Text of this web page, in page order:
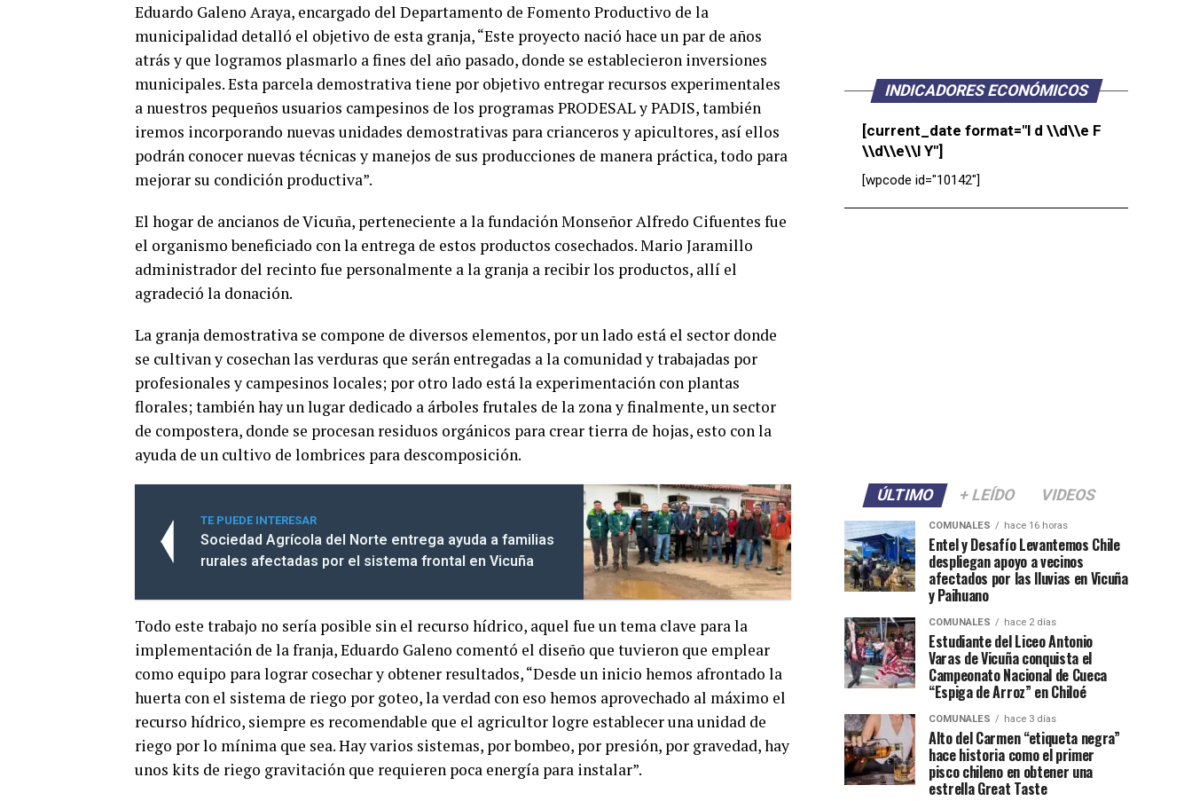
Eduardo Galeno Araya, encargado del Departamento de Fomento Productivo de la
municipalidad detalló el objetivo de esta granja, “Este proyecto nació hace un par de años
atrás y que logramos plasmarlo a fines del año pasado, donde se establecieron inversiones
municipales. Esta parcela demostrativa tiene por objetivo entregar recursos experimentales
a nuestros pequeños usuarios campesinos de los programas PRODESAL y PADIS, también
iremos incorporando nuevas unidades demostrativas para crianceros y apicultores, así ellos
podrán conocer nuevas técnicas y manejos de sus producciones de manera práctica, todo para
mejorar su condición productiva”.
El hogar de ancianos de Vicuña, perteneciente a la fundación Monseñor Alfredo Cifuentes fue
el organismo beneficiado con la entrega de estos productos cosechados. Mario Jaramillo
administrador del recinto fue personalmente a la granja a recibir los productos, allí el
agradeció la donación.
La granja demostrativa se compone de diversos elementos, por un lado está el sector donde
se cultivan y cosechan las verduras que serán entregadas a la comunidad y trabajadas por
profesionales y campesinos locales; por otro lado está la experimentación con plantas
florales; también hay un lugar dedicado a árboles frutales de la zona y finalmente, un sector
de compostera, donde se procesan residuos orgánicos para crear tierra de hojas, esto con la
ayuda de un cultivo de lombrices para descomposición.
TE PUEDE INTERESAR
Sociedad Agrícola del Norte entrega ayuda a familias
rurales afectadas por el sistema frontal en Vicuña
Todo este trabajo no sería posible sin el recurso hídrico, aquel fue un tema clave para la
implementación de la franja, Eduardo Galeno comentó el diseño que tuvieron que emplear
como equipo para lograr cosechar y obtener resultados, “Desde un inicio hemos afrontado la
huerta con el sistema de riego por goteo, la verdad con eso hemos aprovechado al máximo el
recurso hídrico, siempre es recomendable que el agricultor logre establecer una unidad de
riego por lo mínima que sea. Hay varios sistemas, por bombeo, por presión, por gravedad, hay
unos kits de riego gravitación que requieren poca energía para instalar”.
INDICADORES ECONÓMICOS
[current_date format="l d \\d\\e F
\\d\\e\\l Y"]
[wpcode id="10142"]
ÚLTIMO + LEÍDO VIDEOS
COMUNALES hace 16 horas
Entel y Desafío Levantemos Chile
despliegan apoyo a vecinos
afectados por las lluvias en Vicuña
y Paihuano
COMUNALES hace 2 días
Estudiante del Liceo Antonio
Varas de Vicuña conquista el
Campeonato Nacional de Cueca
“Espiga de Arroz” en Chiloé
COMUNALES hace 3 días
Alto del Carmen “etiqueta negra”
hace historia como el primer
pisco chileno en obtener una
estrella Great Taste